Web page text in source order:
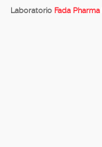
Laboratorio Fada Pharma